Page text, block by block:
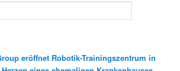
eröffnet Robotik-Trainingszentrum in